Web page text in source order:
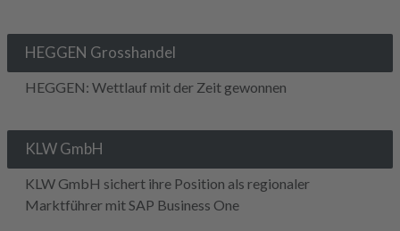
HEGGEN Grosshandel
HEGGEN: Wettlauf mit der Zeit gewonnen
KLW GmbH
KLW GmbH sichert ihre Position als regionaler
Marktführer mit SAP Business One